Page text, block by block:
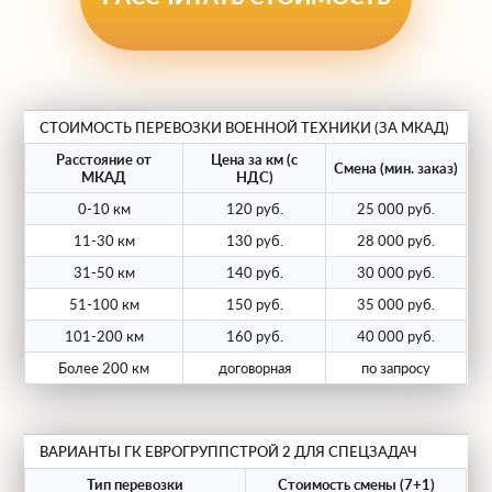
Для выполнения задач мы используем
Тралы-тяжеловозы.Многоосные
модульные платформы
грузоподъемностью до 120 тонн для
перевозки тяжелых танков (Т-72, Т-90,
"Армата").
Уширители и аппарели.Позволяют
безопасно размещать технику с
широкой колеей и обеспечивают
заезд гусеничных машин под малым
Надежная фиксация.Используем
усиленные цепные стяжки и
СТОИМОСТЬ ПЕРЕВОЗКИ ВОЕННОЙ ТЕХНИКИ (ЗА МКАД)
Расстояние от
МКАД
Цена за км (с
НДС)
Смена (мин. заказ)
0-10 км 120 руб.
25 000 руб.
11-30 км
130 руб.
28 000 руб.
31-50 км
140 руб.
30 000 руб.
51-100 км
150 руб.
35 000 руб.
101-200 км
160 руб.
40 000 руб.
Более 200 км
договорная по запросу
ВАРИАНТЫ ГК ЕВРОГРУППСТРОЙ 2 ДЛЯ СПЕЦЗАДАЧ
Тип перевозки
Стоимость смены (7+1)